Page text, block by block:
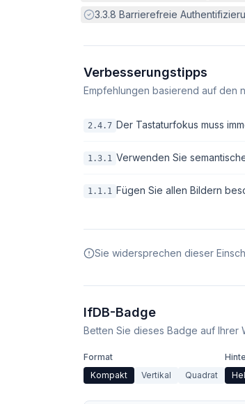
Erfüllt:
3.3.8 Barrierefreie
Verbesserungstipps
Empfehlungen basierend auf den
2.4.7 Der Tastaturfokus muss
1.3.1 Verwenden Sie
1.1.1 Fügen Sie allen Bildern
Sie widersprechen dieser
IfDB-Badge
Betten Sie dieses Badge auf Ihrer
Format
Kompakt
Vertikal Quadrat